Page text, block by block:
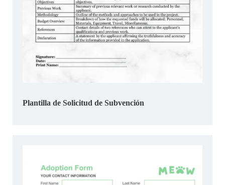
Plantilla de Solicitud de Subvención